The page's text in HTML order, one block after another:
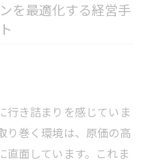
を最適化する経営手
行き詰まりを感じていま
り巻く環境は、原価の高
直面しています。これま